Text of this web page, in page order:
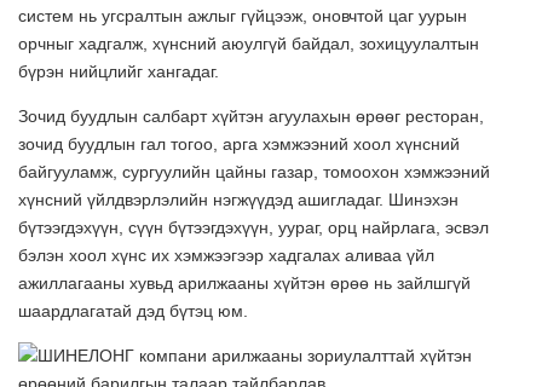
систем нь угсралтын ажлыг гүйцээж, оновчтой цаг уурын
орчныг хадгалж, хүнсний аюулгүй байдал, зохицуулалтын
бүрэн нийцлийг хангадаг.
Зочид буудлын салбарт хүйтэн агуулахын өрөөг ресторан,
зочид буудлын гал тогоо, арга хэмжээний хоол хүнсний
байгууламж, сургуулийн цайны газар, томоохон хэмжээний
хүнсний үйлдвэрлэлийн нэгжүүдэд ашигладаг. Шинэхэн
бүтээгдэхүүн, сүүн бүтээгдэхүүн, уураг, орц найрлага, эсвэл
бэлэн хоол хүнс их хэмжээгээр хадгалах аливаа үйл
ажиллагааны хувьд арилжааны хүйтэн өрөө нь зайлшгүй
шаардлагатай дэд бүтэц юм.